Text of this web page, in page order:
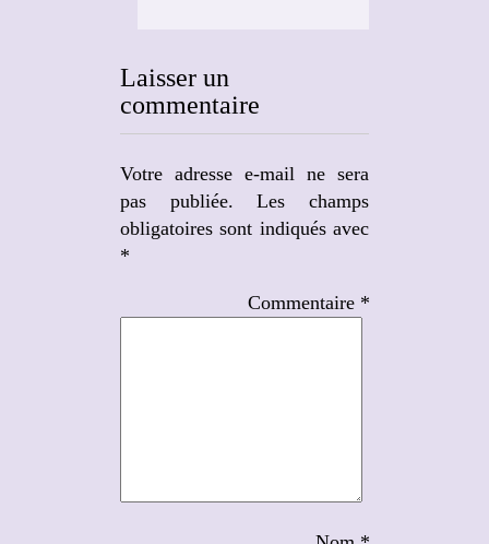
Laisser un
commentaire
Votre adresse e-mail ne sera
pas publiée.
Les champs
obligatoires sont indiqués avec
*
Commentaire *